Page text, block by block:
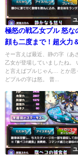
極怒の戦乙女プル 怒な
顔も二度まで！超火力
無効
そー言えば最近、静の字（あ
乙女が登場していましたね。
と言えばプルじゃん… とか思
どプルの字は怒。 普...